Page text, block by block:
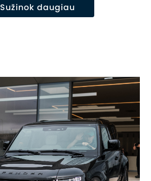
Sužinok daugiau